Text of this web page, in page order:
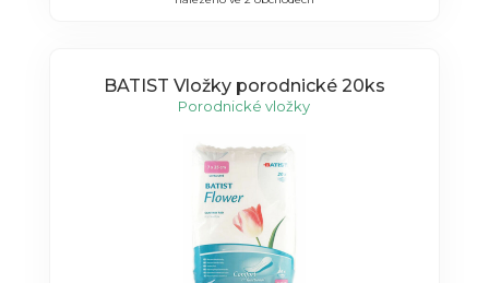
BATIST Vložky porodnické 20ks
Porodnické vložky